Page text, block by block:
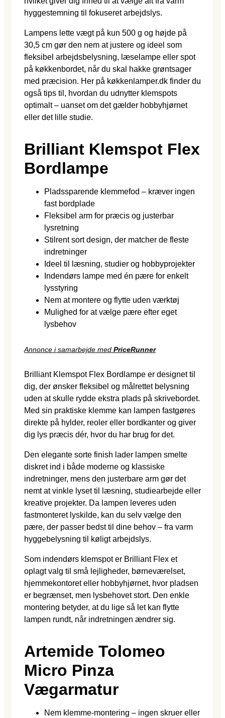
hyggestemning til fokuseret arbejdslys.
Lampens lette vægt på kun 500 g og højde på
30,5 cm gør den nem at justere og ideel som
fleksibel arbejdsbelysning, læselampe eller spot
på køkkenbordet, når du skal hakke grøntsager
med præcision. Her på køkkenlamper.dk finder du
også tips til, hvordan du udnytter klemspots
optimalt – uanset om det gælder hobbyhjørnet
eller det lille studie.
Brilliant Klemspot Flex
Bordlampe
Pladssparende klemmefod – kræver ingen
fast bordplade
Fleksibel arm for præcis og justerbar
lysretning
Stilrent sort design, der matcher de fleste
indretninger
Ideel til læsning, studier og hobbyprojekter
Indendørs lampe med én pære for enkelt
lysstyring
Nem at montere og flytte uden værktøj
Mulighed for at vælge pære efter eget
lysbehov
Annonce i samarbejde med PriceRunner
Brilliant Klemspot Flex Bordlampe er designet til
dig, der ønsker fleksibel og målrettet belysning
uden at skulle rydde ekstra plads på skrivebordet.
Med sin praktiske klemme kan lampen fastgøres
direkte på hylder, reoler eller bordkanter og giver
dig lys præcis dér, hvor du har brug for det.
Den elegante sorte finish lader lampen smelte
diskret ind i både moderne og klassiske
indretninger, mens den justerbare arm gør det
nemt at vinkle lyset til læsning, studiearbejde eller
kreative projekter. Da lampen leveres uden
fastmonteret lyskilde, kan du selv vælge den
pære, der passer bedst til dine behov – fra varm
hyggebelysning til køligt arbejdslys.
Som indendørs klemspot er Brilliant Flex et
oplagt valg til små lejligheder, børneværelset,
hjemmekontoret eller hobbyhjørnet, hvor pladsen
er begrænset, men lysbehovet stort. Den enkle
montering betyder, at du lige så let kan flytte
lampen rundt, når indretningen ændrer sig.
Artemide Tolomeo
Micro Pinza
Vægarmatur
Nem klemme-montering – ingen skruer eller